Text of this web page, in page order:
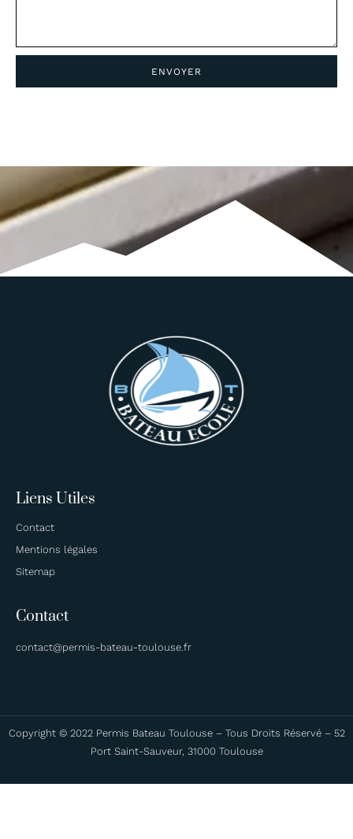
ENVOYER
Liens Utiles
Contact
Mentions légales
Sitemap
Contact
contact@permis-bateau-toulouse.fr
Copyright © 2022 Permis Bateau Toulouse – Tous Droits Réservé – 52
Port Saint-Sauveur, 31000 Toulouse